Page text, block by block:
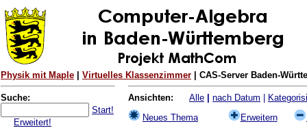
Physik mit Maple Virtuelles Klassenzimmer | CAS-Server Baden-
Suche:
Start!
Erweitert!
Ansichten: Alle nach Datum
Neues Thema
Erweitern